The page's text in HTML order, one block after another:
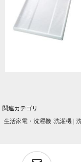
関連カテゴリ
生活家電・洗濯機 :洗濯機